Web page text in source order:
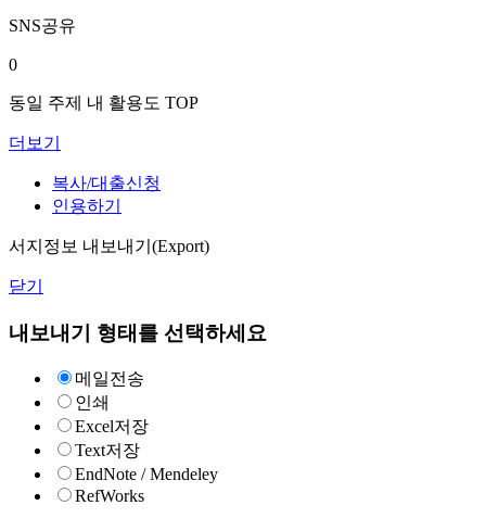
SNS공유
0
동일 주제 내 활용도 TOP
더보기
복사/대출신청
인용하기
서지정보 내보내기(Export)
닫기
내보내기 형태를 선택하세요
메일전송
인쇄
Excel저장
Text저장
EndNote / Mendeley
RefWorks